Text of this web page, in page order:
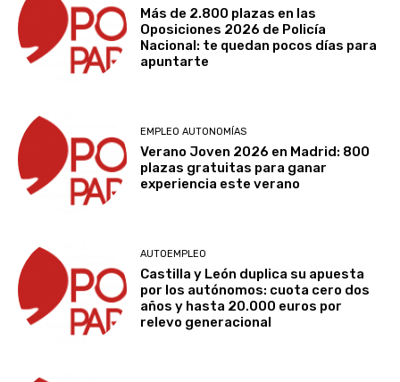
Más de 2.800 plazas en las
Oposiciones 2026 de Policía
Nacional: te quedan pocos días para
apuntarte
EMPLEO AUTONOMÍAS
Verano Joven 2026 en Madrid: 800
plazas gratuitas para ganar
experiencia este verano
AUTOEMPLEO
Castilla y León duplica su apuesta
por los autónomos: cuota cero dos
años y hasta 20.000 euros por
relevo generacional